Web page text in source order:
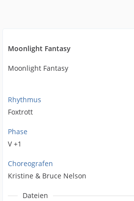
Moonlight Fantasy
Moonlight Fantasy
Rhythmus
Foxtrott
Phase
V +1
Choreografen
Kristine & Bruce Nelson
Dateien